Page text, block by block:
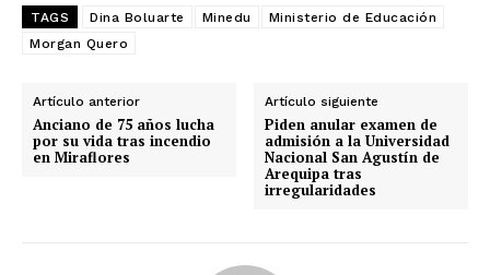
TAGS Dina Boluarte Minedu
Ministerio de Educación
Morgan Quero
Artículo anterior
Anciano de 75 años lucha
por su vida tras incendio
en Miraflores
Artículo siguiente
Piden anular examen de
admisión a la Universidad
Nacional San Agustín de
Arequipa tras
irregularidades